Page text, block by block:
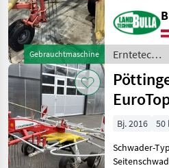
Gebrauchtmaschine
380 N +
Schwadtuch
Erntetechnik
Schwader
Erntetechnik
Grünland /
Pöttinger
Bj. 2016 50
Schwader-